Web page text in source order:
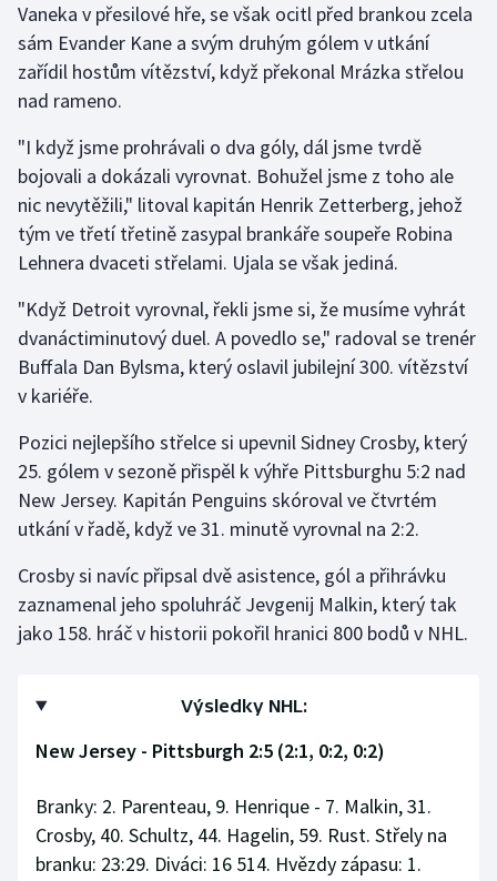
Vaneka v přesilové hře, se však ocitl před brankou zcela
sám Evander Kane a svým druhým gólem v utkání
zařídil hostům vítězství, když překonal Mrázka střelou
nad rameno.
"I když jsme prohrávali o dva góly, dál jsme tvrdě
bojovali a dokázali vyrovnat. Bohužel jsme z toho ale
nic nevytěžili," litoval kapitán Henrik Zetterberg, jehož
tým ve třetí třetině zasypal brankáře soupeře Robina
Lehnera dvaceti střelami. Ujala se však jediná.
"Když Detroit vyrovnal, řekli jsme si, že musíme vyhrát
dvanáctiminutový duel. A povedlo se," radoval se trenér
Buffala Dan Bylsma, který oslavil jubilejní 300. vítězství
v kariéře.
Pozici nejlepšího střelce si upevnil Sidney Crosby, který
25. gólem v sezoně přispěl k výhře Pittsburghu 5:2 nad
New Jersey. Kapitán Penguins skóroval ve čtvrtém
utkání v řadě, když ve 31. minutě vyrovnal na 2:2.
Crosby si navíc připsal dvě asistence, gól a přihrávku
zaznamenal jeho spoluhráč Jevgenij Malkin, který tak
jako 158. hráč v historii pokořil hranici 800 bodů v NHL.
Výsledky NHL:
New Jersey - Pittsburgh 2:5 (2:1, 0:2, 0:2)
Branky: 2. Parenteau, 9. Henrique - 7. Malkin, 31.
Crosby, 40. Schultz, 44. Hagelin, 59. Rust. Střely na
branku: 23:29. Diváci: 16 514. Hvězdy zápasu: 1.